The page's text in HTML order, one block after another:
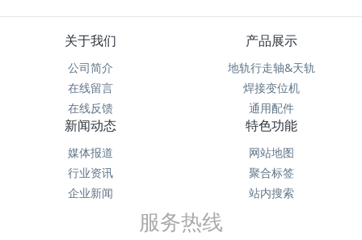
关于我们
公司简介
在线留言
在线反馈
产品展示
地轨行走轴&天轨
焊接变位机
通用配件
新闻动态
媒体报道
行业资讯
企业新闻
特色功能
网站地图
聚合标签
站内搜索
服务热线